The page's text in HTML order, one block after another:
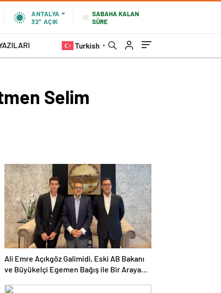
ANTALYA
32° AÇIK
SABAHA KALAN
SÜRE
Turkish ▼
Selim
Ali Emre Açıkgöz Galimidi, Eski AB Bakanı
ve Büyükelçi Egemen Bağış ile Bir Araya